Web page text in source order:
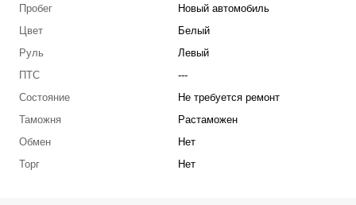
Пробег
Новый автомобиль
Цвет
Белый
Руль
Левый
ПТС
---
Состояние
Не требуется ремонт
Таможня
Растаможен
Обмен
Нет
Торг
Нет